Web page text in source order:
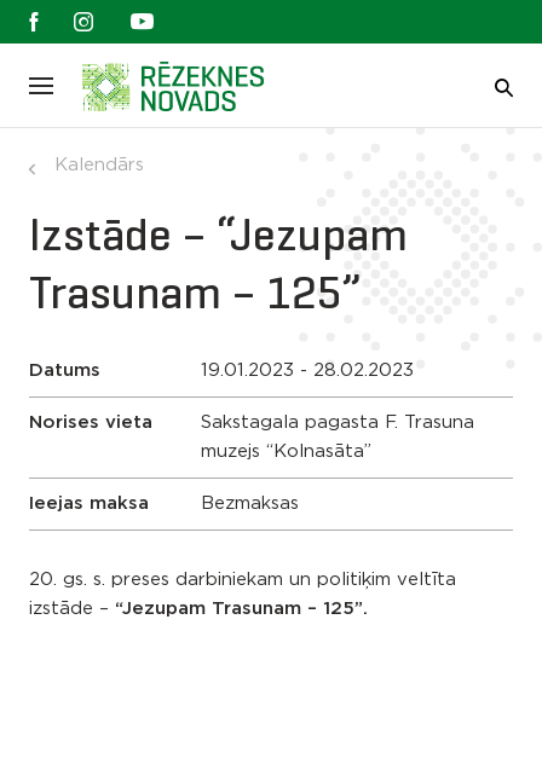
Kalendārs
Izstāde – “Jezupam
Trasunam – 125”
Datums 19.01.2023 - 28.02.2023
Norises vieta
Sakstagala pagasta F. Trasuna
muzejs “Kolnasāta”
Ieejas maksa Bezmaksas
20. gs. s. preses darbiniekam un politiķim veltīta
izstāde – “Jezupam Trasunam – 125”.